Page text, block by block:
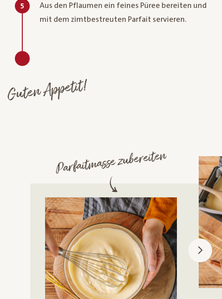
5
Aus den Pflaumen ein feines Püree bereiten und
mit dem zimtbestreuten Parfait servieren.
Guten Appetit!
Parfaitmasse zubereiten